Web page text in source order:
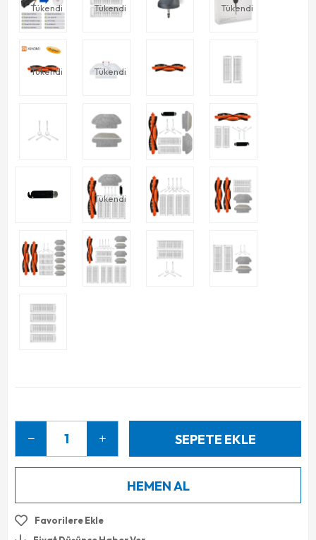
Tükendi Tükendi Tükendi
Tükendi Tükendi
Tükendi
Favorilere Ekle